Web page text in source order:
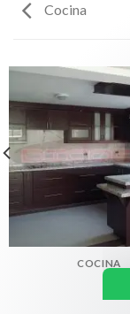
Cocina
COCINA